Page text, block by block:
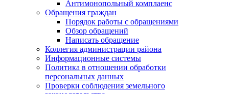
Антимонопольный комплаенс
Обращения граждан
Порядок работы с обращениями
Обзор обращений
Написать обращение
Коллегия администрации района
Информационные системы
Политика в отношении обработки
персональных данных
Проверки соблюдения земельного